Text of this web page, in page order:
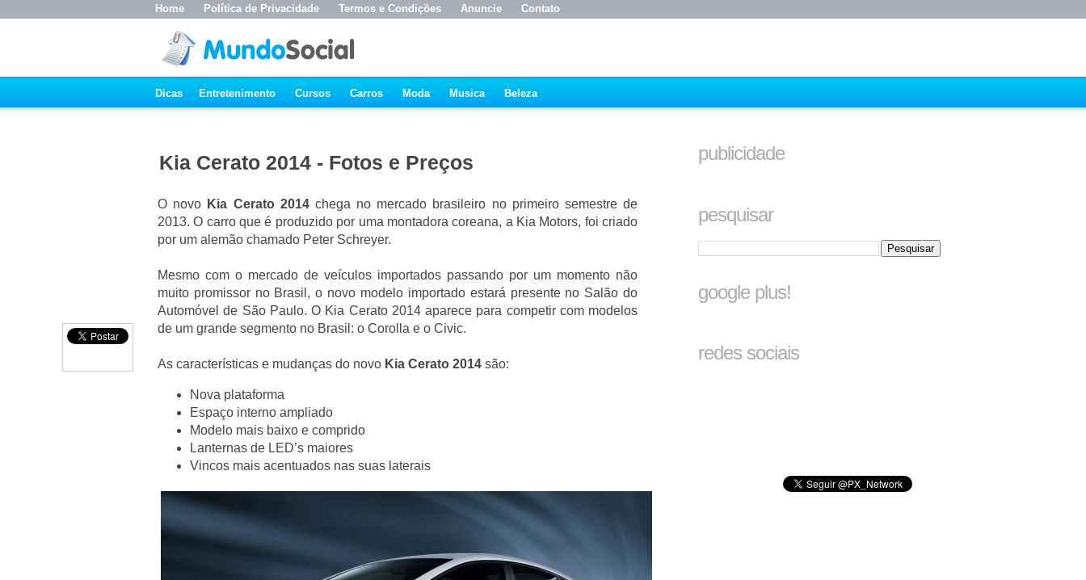
Home Política de Privacidade Termos e Condições Anuncie Contato
Dicas Entretenimento Cursos Carros Moda Musica Beleza
Kia Cerato 2014 - Fotos e Preços
O novo Kia Cerato 2014chega no mercado brasileiro no primeiro semestre de
2013. O carro que é produzido por uma montadora coreana, a Kia Motors, foi criado
por um alemão chamado Peter Schreyer.
Mesmo com o mercado de veículos importados passando por um momento não
muito promissor no Brasil, o novo modelo importado estará presente no Salão do
Automóvel de São Paulo. O Kia Cerato 2014 aparece para competir com modelos
de um grande segmento no Brasil: o Corolla e o Civic.
As características e mudanças do novo Kia Cerato 2014 são:
Nova plataforma
Espaço interno ampliado
Modelo mais baixo e comprido
Lanternas de LED’s maiores
Vincos mais acentuados nas suas laterais
publicidade
pesquisar
google plus!
redes sociais